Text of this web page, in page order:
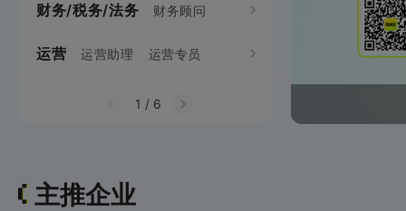
财务/税务/法务 财务顾问
财务专员 财务分析员
成本管理员
运营 运营助理 运营专员
网络推广
视觉设计师
需求工程师 电
项目经理/管理
机械项目管理
机械
1 / 6
主推企业